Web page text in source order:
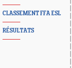
CLASSEMENT FFA ESL
RÉSULTATS